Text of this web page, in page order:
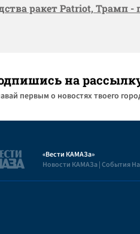
ракет Patriot, Трамп -
на
первым о новостях твоего
«Вести КАМАЗа»
Новости КАМАЗа | События